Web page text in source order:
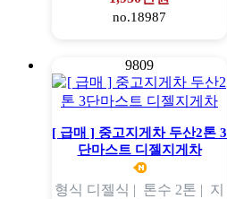
no.18987
9809
[ 급매 ] 중고지게차 두산2톤 3
단마스트 디젤지게차
형식 디젤식 | 톤수 2톤 | 지